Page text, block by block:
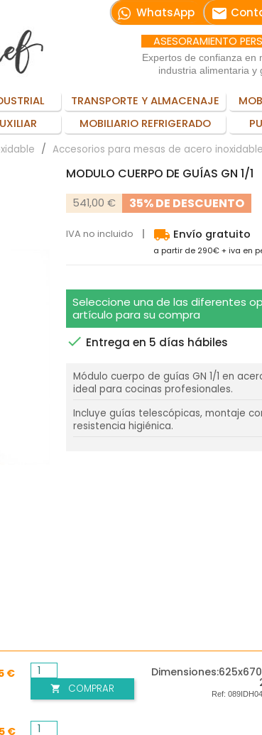
WhatsApp email
ASESORAMIENTO
Expertos de confianza en
industria alimentaria y
TRANSPORTE Y ALMACENAJE
MOBILIARIO REFRIGERADO
Accesorios para mesas de acero inoxidable
MODULO CUERPO DE GUÍAS GN 1/1
541,00 € 35% DE DESCUENTO
IVA no incluido local_shipping Envío gratuito
a partir de 290€ + iva en
Seleccione una de las diferentes
artículo para su compra
 Entrega en 5 días hábiles
Módulo cuerpo de guías GN 1/1 en
ideal para cocinas profesionales.
Incluye guías telescópicas, montaje
resistencia higiénica.
€
 COMPRAR Ref:
€